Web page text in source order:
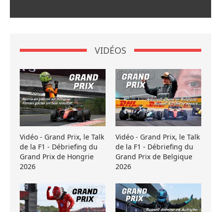
VIDÉOS
Vidéo - Grand Prix, le Talk
de la F1 - Débriefing du
Grand Prix de Hongrie
2026
Vidéo - Grand Prix, le Talk
de la F1 - Débriefing du
Grand Prix de Belgique
2026